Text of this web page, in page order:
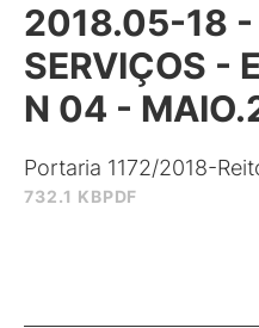
732.1 KBPDF
2018.05-18 -
SERVIÇOS -
N 04 -
Portaria 1172/2018-